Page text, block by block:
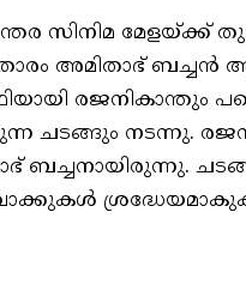
സിനിമ മേളയ്ക്ക്
അമിതാഭ് ബച്ചൻ
രജനികാന്തും
ചടങ്ങും നടന്നു.
ബച്ചനായിരുന്നു.